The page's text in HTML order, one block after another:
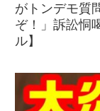
がトンデモ質
ぞ！」訴訟恫
ル】